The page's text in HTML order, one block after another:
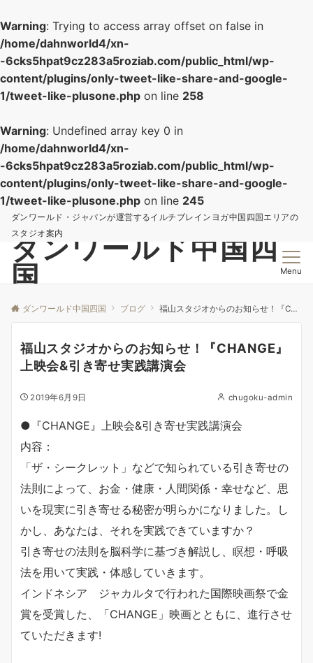
Warning: Trying to access array offset on false in
/home/dahnworld4/xn-
-6cks5hpat9cz283a5roziab.com/public_html/wp-
content/plugins/only-tweet-like-share-and-google-
1/tweet-like-plusone.php on line 258
Warning: Undefined array key 0 in
/home/dahnworld4/xn-
-6cks5hpat9cz283a5roziab.com/public_html/wp-
content/plugins/only-tweet-like-share-and-google-
1/tweet-like-plusone.php on line 245
ダンワールド・ジャパンが運営するイルチブレインヨガ中国四国エリアの
スタジオ案内
ダンワールド中国四
国
Menu
ダンワールド中国四国 ブログ 福山スタジオからのお知らせ！『CHANGE』上映会&引き寄せ実践講演会
福山スタジオからのお知らせ！『CHANGE』
上映会&引き寄せ実践講演会
2019年6月9日 chugoku-admin
●『CHANGE』上映会&引き寄せ実践講演会
内容：
「ザ・シークレット」などで知られている引き寄せの
法則によって、お金・健康・人間関係・幸せなど、思
いを現実に引き寄せる秘密が明らかになりました。し
かし、あなたは、それを実践できていますか？
引き寄せの法則を脳科学に基づき解説し、瞑想・呼吸
法を用いて実践・体感していきます。
インドネシア ジャカルタで行われた国際映画祭で金
賞を受賞した、「CHANGE」映画とともに、進行させ
ていただきます!